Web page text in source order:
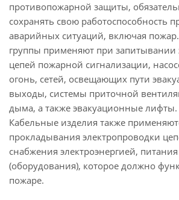
противопожарной защиты,
сохранять свою работоспособность
аварийных ситуаций, включая
группы применяют при запитывании
цепей пожарной сигнализации,
огонь, сетей, освещающих пути
выходы, системы приточной
дыма, а также эвакуационные лифты.
Кабельные изделия также
прокладывания электропроводки
снабжения электроэнергией,
(оборудования), которое должно
пожаре.